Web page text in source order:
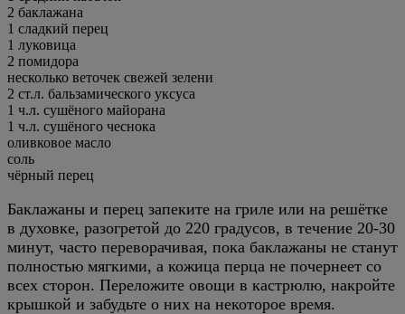
2 баклажана
1 сладкий перец
1 луковица
2 помидора
несколько веточек свежей зелени
2 ст.л. бальзамического уксуса
1 ч.л. сушёного майорана
1 ч.л. сушёного чеснока
оливковое масло
соль
чёрный перец
Баклажаны и перец запеките на гриле или на решётке
в духовке, разогретой до 220 градусов, в течение 20-30
минут, часто переворачивая, пока баклажаны не станут
полностью мягкими, а кожица перца не почернеет со
всех сторон. Переложите овощи в кастрюлю, накройте
крышкой и забудьте о них на некоторое время.